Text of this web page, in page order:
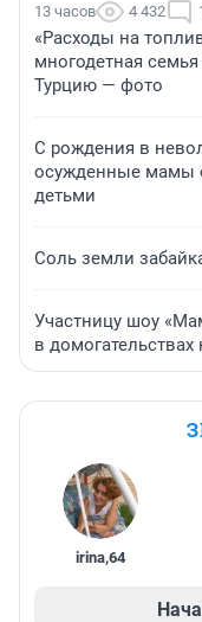
13 часов 4 432
«Расходы на
многодетная
Турцию — фото
С рождения в
осужденные мамы
детьми
Соль земли
Участницу шоу
в
irina,64